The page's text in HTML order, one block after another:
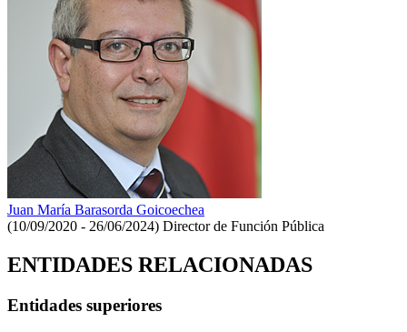
Juan María Barasorda Goicoechea
(10/09/2020 - 26/06/2024) Director de Función Pública
ENTIDADES RELACIONADAS
Entidades superiores